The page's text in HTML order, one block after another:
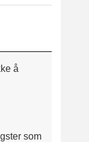
å
som